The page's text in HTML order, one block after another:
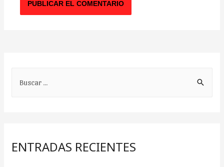
rENTRADAS RECIENTES